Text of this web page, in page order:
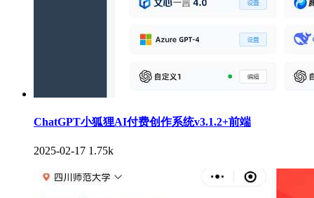
ChatGPT小狐狸AI付费创作系统v3.1.2+前端
2025-02-17 1.75k